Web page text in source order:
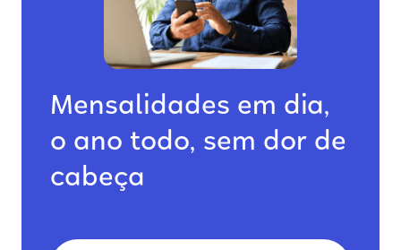
Mensalidades em dia,
o ano todo, sem dor de
cabeça